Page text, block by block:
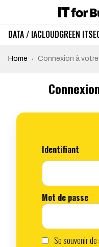
DATA / IACLOUDGREEN IT
Home Connexion à
Identifiant
Mot de passe
Se souvenir de